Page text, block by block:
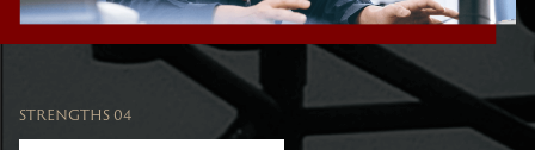
STRENGTHS 04